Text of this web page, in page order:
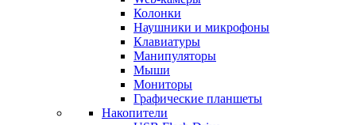
Колонки
Наушники и микрофоны
Клавиатуры
Манипуляторы
Мыши
Мониторы
Графические планшеты
Накопители